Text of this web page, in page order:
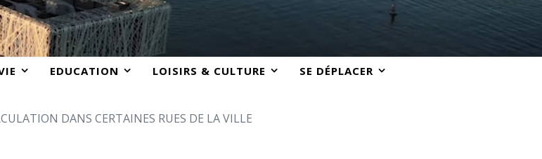
EDUCATION LOISIRS & CULTURE SE DÉPLACER
DANS CERTAINES RUES DE LA VILLE